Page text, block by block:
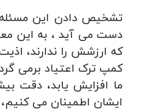
تشخیص دادن این
دست می آید ، به این
که ارزشش را ندارند،
کمپ ترک اعتیاد برمی
ما افزایش یابد، دقت
ایشان اطمینان می